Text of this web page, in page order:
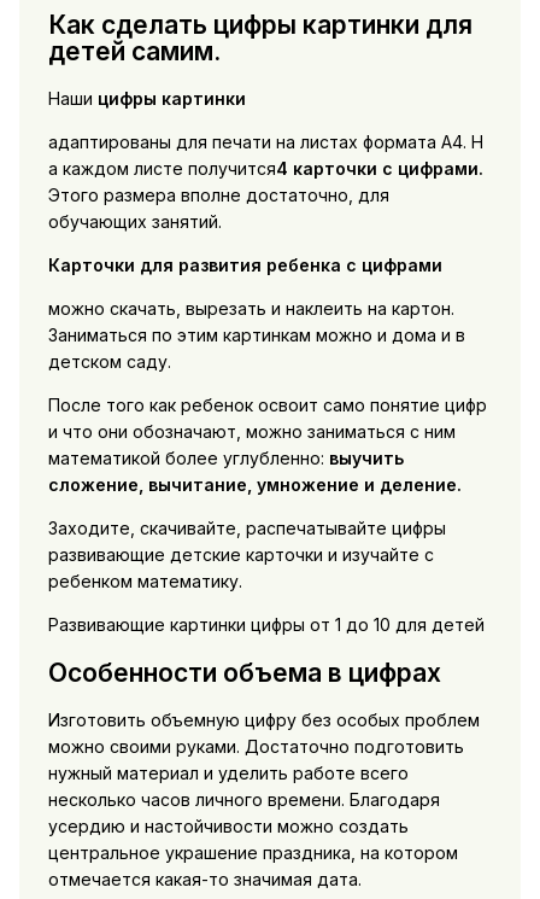
Как сделать цифры картинки для
детей самим.
Наши цифры картинки
адаптированы для печати на листах формата А4. Н
а каждом листе получится4 карточки с цифрами.
Этого размера вполне достаточно, для
обучающих занятий.
Карточки для развития ребенка с цифрами
можно скачать, вырезать и наклеить на картон.
Заниматься по этим картинкам можно и дома и в
детском саду.
После того как ребенок освоит само понятие цифр
и что они обозначают, можно заниматься с ним
математикой более углубленно: выучить
сложение, вычитание, умножение и деление.
Заходите, скачивайте, распечатывайте цифры
развивающие детские карточки и изучайте с
ребенком математику.
Развивающие картинки цифры от 1 до 10 для детей
Особенности объема в цифрах
Изготовить объемную цифру без особых проблем
можно своими руками. Достаточно подготовить
нужный материал и уделить работе всего
несколько часов личного времени. Благодаря
усердию и настойчивости можно создать
центральное украшение праздника, на котором
отмечается какая-то значимая дата.